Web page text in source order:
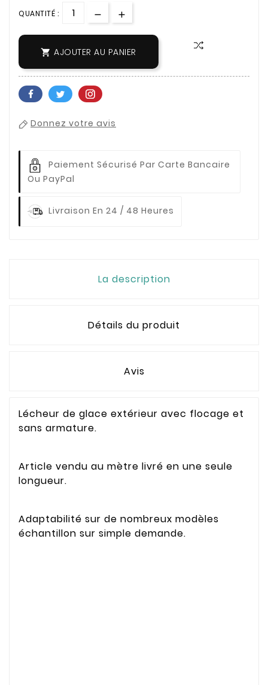
QUANTITÉ :
 AJOUTER AU PANIER
Donnez votre avis
Paiement Sécurisé Par Carte Bancaire
Ou PayPal
Livraison En 24 / 48 Heures
La description
Détails du produit
Avis
Lécheur de glace extérieur avec flocage et
sans armature.
Article vendu au mètre livré en une seule
longueur.
Adaptabilité sur de nombreux modèles
échantillon sur simple demande.